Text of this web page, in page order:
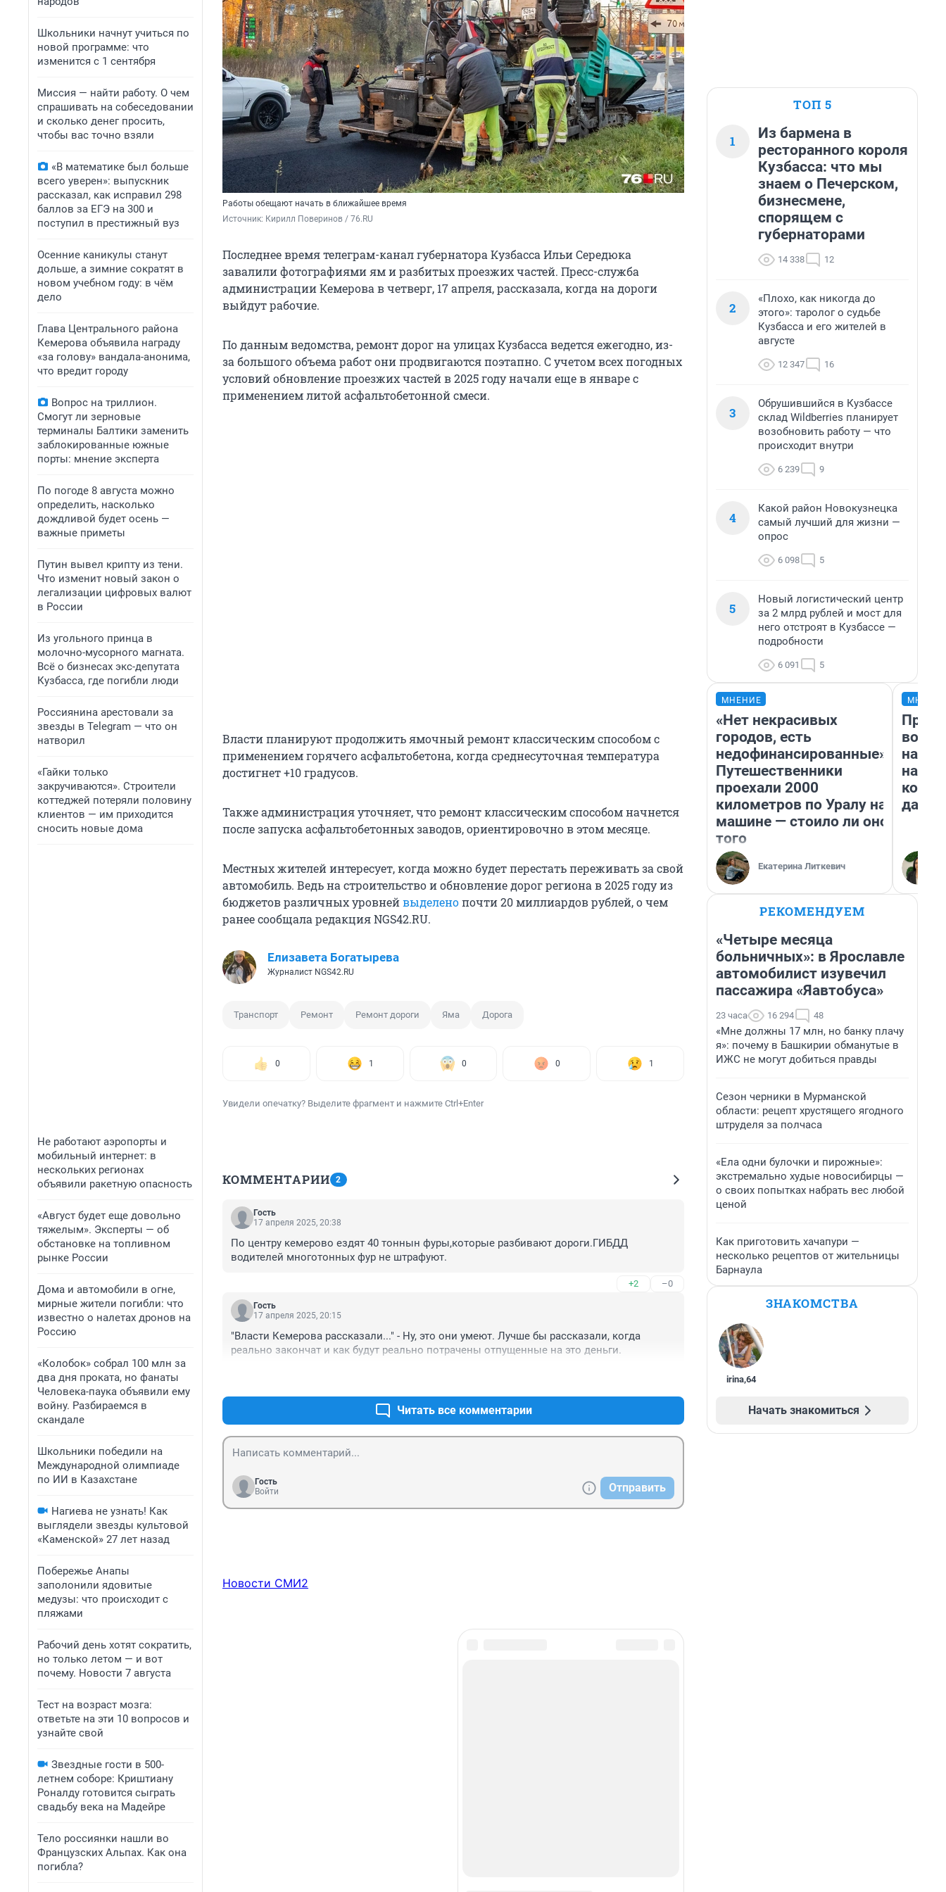
Школьники начнут учиться по
новой программе: что
изменится с 1 сентября
Миссия — найти работу. О чем
спрашивать на собеседовании
и сколько денег просить,
чтобы вас точно взяли
«В математике был больше
всего уверен»: выпускник
рассказал, как исправил 298
баллов за ЕГЭ на 300 и
поступил в престижный вуз
Осенние каникулы станут
дольше, а зимние сократят в
новом учебном году: в чём
дело
Глава Центрального района
Кемерова объявила награду
«за голову» вандала-анонима,
что вредит городу
Вопрос на триллион.
Смогут ли зерновые
терминалы Балтики заменить
заблокированные южные
порты: мнение эксперта
По погоде 8 августа можно
определить, насколько
дождливой будет осень —
важные приметы
Путин вывел крипту из тени.
Что изменит новый закон о
легализации цифровых валют
в России
Из угольного принца в
молочно-мусорного магната.
Всё о бизнесах экс-депутата
Кузбасса, где погибли люди
Россиянина арестовали за
звезды в Telegram — что он
натворил
«Гайки только
закручиваются». Строители
коттеджей потеряли половину
клиентов — им приходится
сносить новые дома
Не работают аэропорты и
мобильный интернет: в
нескольких регионах
объявили ракетную опасность
«Август будет еще довольно
тяжелым». Эксперты — об
обстановке на топливном
рынке России
Дома и автомобили в огне,
мирные жители погибли: что
известно о налетах дронов на
Россию
«Колобок» собрал 100 млн за
два дня проката, но фанаты
Человека-паука объявили ему
войну. Разбираемся в
скандале
Школьники победили на
Международной олимпиаде
по ИИ в Казахстане
Нагиева не узнать! Как
выглядели звезды культовой
«Каменской» 27 лет назад
Побережье Анапы
заполонили ядовитые
медузы: что происходит с
пляжами
Рабочий день хотят сократить,
но только летом — и вот
почему. Новости 7 августа
Тест на возраст мозга:
ответьте на эти 10 вопросов и
узнайте свой
Звездные гости в 500-
летнем соборе: Криштиану
Роналду готовится сыграть
свадьбу века на Мадейре
Тело россиянки нашли во
Французских Альпах. Как она
погибла?
Работы обещают начать в ближайшее время
Источник: Кирилл Поверинов / 76.RU
Последнее время телеграм-канал губернатора Кузбасса Ильи Середюка
завалили фотографиями ям и разбитых проезжих частей. Пресс-служба
администрации Кемерова в четверг, 17 апреля, рассказала, когда на дороги
выйдут рабочие.
По данным ведомства, ремонт дорог на улицах Кузбасса ведется ежегодно, из-
за большого объема работ они продвигаются поэтапно. С учетом всех погодных
условий обновление проезжих частей в 2025 году начали еще в январе с
применением литой асфальтобетонной смеси.
Власти планируют продолжить ямочный ремонт классическим способом с
применением горячего асфальтобетона, когда среднесуточная температура
достигнет +10 градусов.
Также администрация уточняет, что ремонт классическим способом начнется
после запуска асфальтобетонных заводов, ориентировочно в этом месяце.
Местных жителей интересует, когда можно будет перестать переживать за свой
автомобиль. Ведь на строительство и обновление дорог региона в 2025 году из
бюджетов различных уровнейвыделенопочти20 миллиардоврублей, о чем
ранее сообщала редакция NGS42.RU.
Елизавета Богатырева
Журналист NGS42.RU
Транспорт Ремонт Ремонт дороги Яма Дорога
0 1 0 0 1
Увидели опечатку? Выделите фрагмент и нажмите Ctrl+Enter
КОММЕНТАРИИ 2
Гость
17 апреля 2025, 20:38
По центру кемерово ездят 40 тоннын фуры,которые разбивают дороги.ГИБДД
водителей многотонных фур не штрафуют.
+2 –0
Гость
17 апреля 2025, 20:15
"Власти Кемерова рассказали..." - Ну, это они умеют. Лучше бы рассказали, когда
реально закончат и как будут реально потрачены отпущенные на это деньги.
Читать все комментарии
Гость
Войти
Отправить
Новости СМИ2
ТОП 5
1
Из бармена в
ресторанного короля
Кузбасса: что мы
знаем о Печерском,
бизнесмене,
спорящем с
губернаторами
14 338 12
2
«Плохо, как никогда до
этого»: таролог о судьбе
Кузбасса и его жителей в
августе
12 347 16
3
Обрушившийся в Кузбассе
склад Wildberries планирует
возобновить работу — что
происходит внутри
6 239 9
4
Какой район Новокузнецка
самый лучший для жизни —
опрос
6 098 5
5
Новый логистический центр
за 2 млрд рублей и мост для
него отстроят в Кузбассе —
подробности
6 091 5
МНЕНИЕ
«Нет некрасивых
городов, есть
недофинансированные».
Путешественники
проехали 2000
километров по Уралу на
машине — стоило ли оно
того
Екатерина Литкевич
нам
даже
РЕКОМЕНДУЕМ
«Четыре месяца
больничных»: в Ярославле
автомобилист изувечил
пассажира «Яавтобуса»
23 часа 16 294 48
«Мне должны 17 млн, но банку плачу
я»: почему в Башкирии обманутые в
ИЖС не могут добиться правды
Сезон черники в Мурманской
области: рецепт хрустящего ягодного
штруделя за полчаса
«Ела одни булочки и пирожные»:
экстремально худые новосибирцы —
о своих попытках набрать вес любой
ценой
Как приготовить хачапури —
несколько рецептов от жительницы
Барнаула
ЗНАКОМСТВА
irina,64
Начать знакомиться